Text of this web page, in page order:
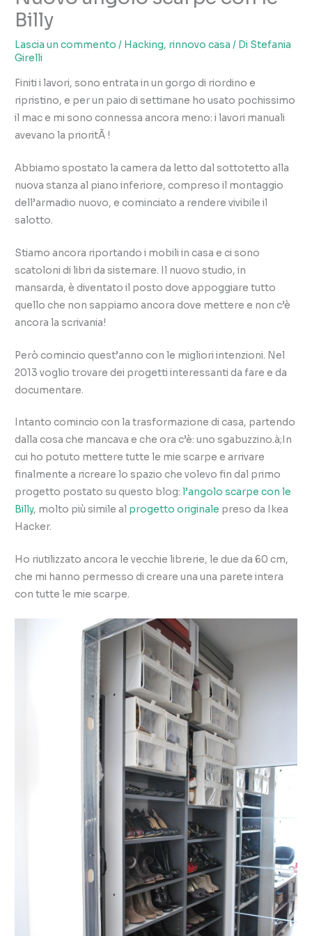
Billy
Lascia un commento / Hacking, rinnovo casa / Di Stefania
Girelli
Finiti i lavori, sono entrata in un gorgo di riordino e
ripristino, e per un paio di settimane ho usato pochissimo
il mac e mi sono connessa ancora meno: i lavori manuali
avevano la prioritÃ !
Abbiamo spostato la camera da letto dal sottotetto alla
nuova stanza al piano inferiore, compreso il montaggio
dell’armadio nuovo, e cominciato a rendere vivibile il
salotto.
Stiamo ancora riportando i mobili in casa e ci sono
scatoloni di libri da sistemare. Il nuovo studio, in
mansarda, è diventato il posto dove appoggiare tutto
quello che non sappiamo ancora dove mettere e non c’è
ancora la scrivania!
Però comincio quest’anno con le migliori intenzioni. Nel
2013 voglio trovare dei progetti interessanti da fare e da
documentare.
Intanto comincio con la trasformazione di casa, partendo
dalla cosa che mancava e che ora c’è: uno sgabuzzino.à;In
cui ho potuto mettere tutte le mie scarpe e arrivare
finalmente a ricreare lo spazio che volevo fin dal primo
progetto postato su questo blog:l’angolo scarpe con le
Billy, molto più simile al progetto originale preso da Ikea
Hacker.
Ho riutilizzato ancora le vecchie librerie, le due da 60 cm,
che mi hanno permesso di creare una una parete intera
con tutte le mie scarpe.